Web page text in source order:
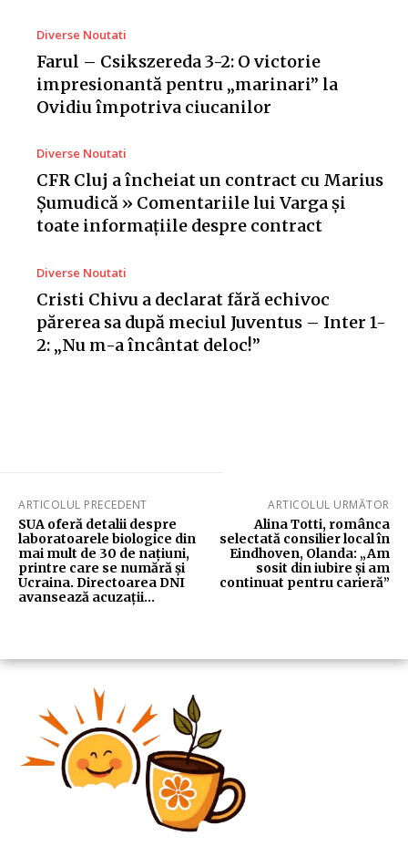
Diverse Noutati
Farul – Csikszereda 3-2: O victorie
impresionantă pentru „marinari” la
Ovidiu împotriva ciucanilor
Diverse Noutati
CFR Cluj a încheiat un contract cu Marius
Șumudică » Comentariile lui Varga și
toate informațiile despre contract
Diverse Noutati
Cristi Chivu a declarat fără echivoc
părerea sa după meciul Juventus – Inter 1-
2: „Nu m-a încântat deloc!”
ARTICOLUL PRECEDENT
SUA oferă detalii despre
laboratoarele biologice din
mai mult de 30 de națiuni,
printre care se numără și
Ucraina. Directoarea DNI
avansează acuzații…
ARTICOLUL URMĂTOR
Alina Totti, românca
selectată consilier local în
Eindhoven, Olanda: „Am
sosit din iubire și am
continuat pentru carieră”